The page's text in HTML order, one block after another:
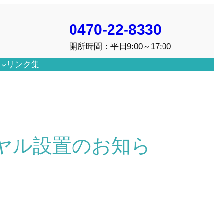
0470-22-8330
開所時間：平日9:00～17:00
リンク集
設置のお知ら